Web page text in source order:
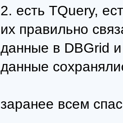
2. есть TQuery,
их правильно
данные в DBGrid
данные
заранее всем